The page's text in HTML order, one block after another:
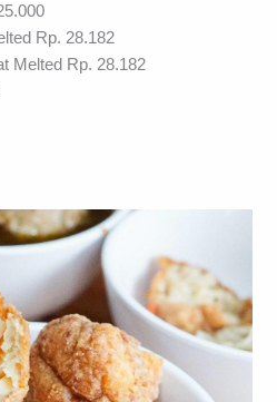
Rp. 28.182
Melted Rp. 28.182